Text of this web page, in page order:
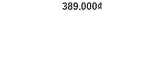
389.000₫
389.000₫